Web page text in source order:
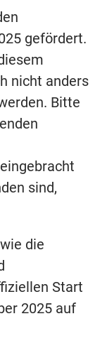
gefördert.
nicht anders
Bitte
sind,
die
Start
2025 auf